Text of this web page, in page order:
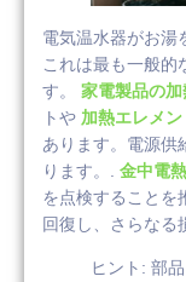
電気温水器がお湯
これは最も一般的
す。 家電製品の
トや 加熱エレメン
あります。電源供
ります。. 金中電熱
を点検することを
回復し、さらなる
ヒント: 部